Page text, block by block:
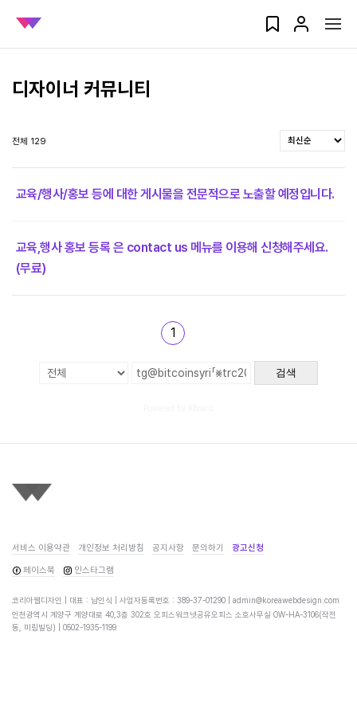
디자이너 커뮤니티
전체 129
교육/행사/홍보 등에 대한 게시물을 전문적으로 노출할 예정입니다.
교육,행사 홍보 등록 은 contact us 메뉴를 이용해 신청해주세요.
(무료)
1
검색
서비스 이용약관 개인정보 처리방침 공지사항 문의하기 광고신청
페이스북 인스타그램
코리아웹디자인 | 대표 : 남인식 | 사업자등록번호 : 389-37-01290 | admin@koreawebdesign.com
인천광역시 계양구 계양대로 40,3층 302호 오피스워크넷공유오피스 소호사무실 OW-HA-3106(작전
동, 미림빌딩) | 0502-1935-1199